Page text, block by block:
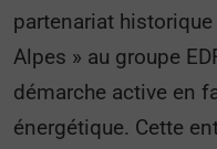
partenariat
Alpes » au groupe
démarche active en
énergétique. Cette